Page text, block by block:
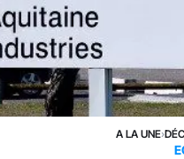
A LA UNE›